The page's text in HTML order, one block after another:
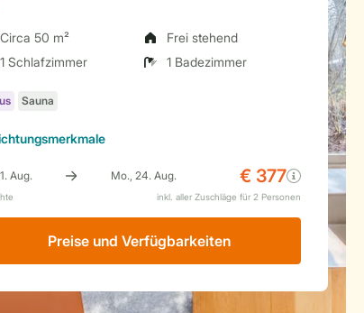
Circa 50 m²
Frei stehend
1 Schlafzimmer
1 Badezimmer
Preise und Verfügbarkeiten